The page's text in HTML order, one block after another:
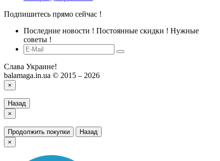
Подпишитесь прямо сейчас !
Последние новости ! Постоянные скидки ! Нужные
советы !
Слава Украине!
balamaga.in.ua © 2015 – 2026
×
Назад
×
Продолжить покупки
Назад
×